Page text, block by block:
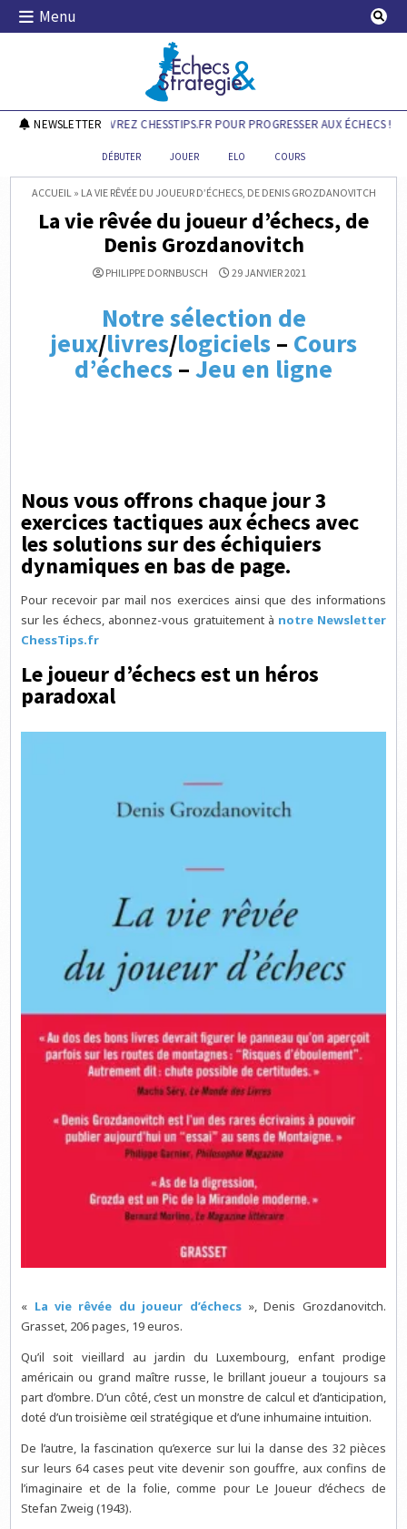
Skip
Menu
Echecs & Stratégie
NEWSLETTER
DÉCOUVREZ CHESSTIPS.FR POUR PROGRESSER AUX ÉCHECS !
DÉBUTER JOUER ELO COURS
ACCUEIL» LA VIE RÊVÉE DU JOUEUR D’ÉCHECS, DE DENIS GROZDANOVITCH
La vie rêvée du joueur d’échecs, de
Denis Grozdanovitch
PHILIPPE DORNBUSCH 29 JANVIER 2021
Notre sélection de
jeux/livres/logiciels– Cours
d’échecs–Jeu en ligne
Nous vous offrons chaque jour 3
exercices tactiques aux échecs avec
les solutions sur des échiquiers
dynamiques en bas de page.
Pour recevoir par mail nos exercices ainsi que des informations
sur les échecs, abonnez-vous gratuitement à notre Newsletter
ChessTips.fr
Le joueur d’échecs est un héros
paradoxal
« La vie rêvée du joueur d’échecs», Denis Grozdanovitch.
Grasset, 206 pages, 19 euros.
Qu’il soit vieillard au jardin du Luxembourg, enfant prodige
américain ou grand maître russe, le brillant joueur a toujours sa
part d’ombre. D’un côté, c’est un monstre de calcul et d’anticipation,
doté d’un troisième œil stratégique et d’une inhumaine intuition.
De l’autre, la fascination qu’exerce sur lui la danse des 32 pièces
sur leurs 64 cases peut vite devenir son gouffre, aux confins de
l’imaginaire et de la folie, comme pour Le Joueur d’échecs de
Stefan Zweig (1943).